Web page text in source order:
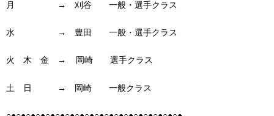
月 → 刈谷 一般・選手クラス
水 → 豊田 一般・選手クラス
火 木 金 → 岡崎 選手クラス
土 日 → 岡崎 一般クラス